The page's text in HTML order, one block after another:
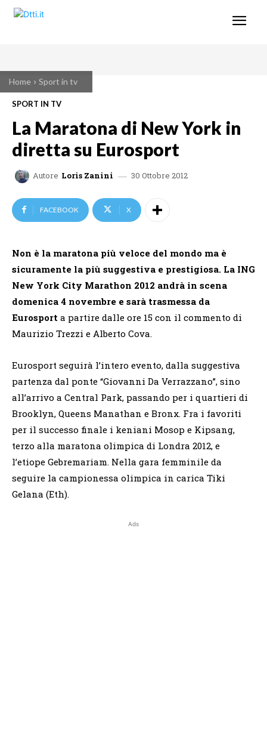
Home Sport in tv
SPORT IN TV
La Maratona di New York in
diretta su Eurosport
Autore Loris Zanini 30 Ottobre 2012
FACEBOOK X
Non è la maratona più veloce del mondo ma è
sicuramente la più suggestiva e prestigiosa. La ING
New York City Marathon 2012 andrà in scena
domenica 4 novembre e sarà trasmessa da
Eurosport a partire dalle ore 15 con il commento di
Maurizio Trezzi e Alberto Cova.
Eurosport seguirà l’intero evento, dalla suggestiva
partenza dal ponte “Giovanni Da Verrazzano”, sino
all’arrivo a Central Park, passando per i quartieri di
Brooklyn, Queens Manathan e Bronx. Fra i favoriti
per il successo finale i keniani Mosop e Kipsang,
terzo alla maratona olimpica di Londra 2012, e
l’etiope Gebremariam. Nella gara femminile da
seguire la campionessa olimpica in carica Tiki
Gelana (Eth).
Ads